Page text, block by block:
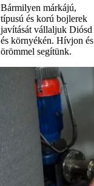
Bármilyen márkájú,
típusú és korú bojlerek
javítását vállaljuk Diósd
és környékén. Hívjon és
örömmel segítünk.